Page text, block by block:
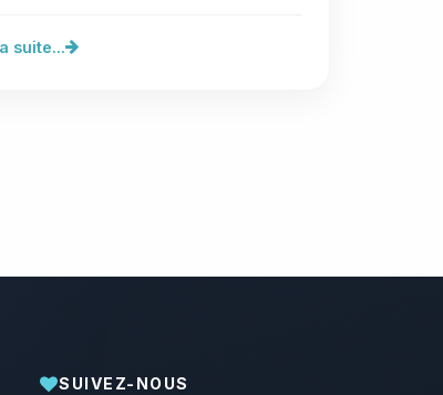
suite...
SUIVEZ-NOUS